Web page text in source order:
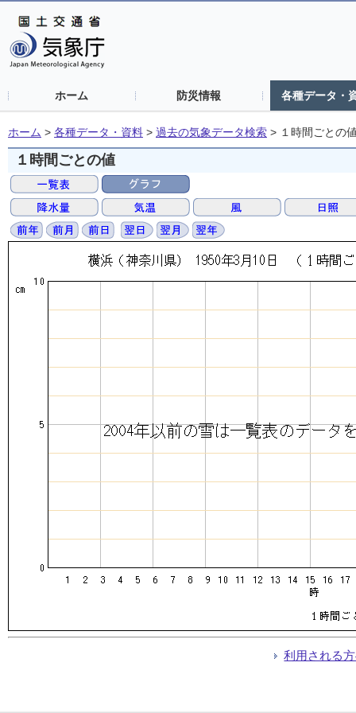
ホーム 防災情報 各種データ・
ホーム > 各種データ・資料 > 過去の気象データ検索 > １時間ごとの
１時間ごとの値
利用される